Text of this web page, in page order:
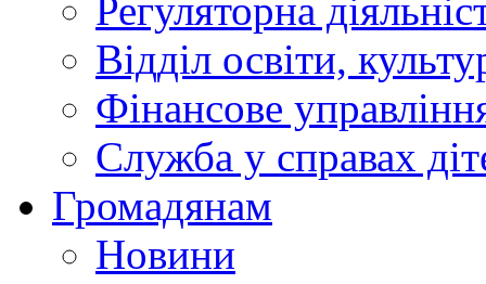
Регуляторна
Відділ освіти,
Фінансове
Служба у справах
Громадянам
Новини